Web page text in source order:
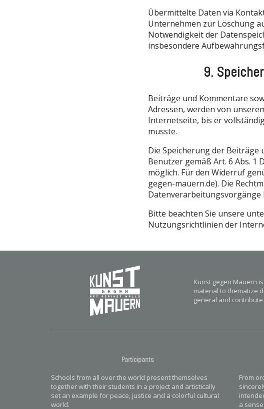
Übermittelte Daten via
Unternehmen zur Löschung
Notwendigkeit der
insbesondere
9.
Beiträge und Kommentare
Adressen, werden von
Internetseite, bis er
musste.
Die Speicherung der
Benutzer gemäß Art. 6 Abs. 1
möglich. Für den Widerruf
gegen-mauern.de). Die
Bitte beachten Sie unsere
Nutzungsrichtlinien der
Kunst gegen Mauern
material to thematize
general and
Participants
Schools from all over the world present themselves
together with their students in a project and artistically
set an example for peace, justice and a colorful cultural
world.
From
a